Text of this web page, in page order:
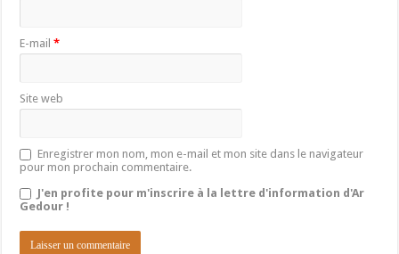
E-mail*
Site web
Enregistrer mon nom, mon e-mail et mon site dans le navigateur
pour mon prochain commentaire.
J'en profite pour m'inscrire à la lettre d'information d'Ar
Gedour !